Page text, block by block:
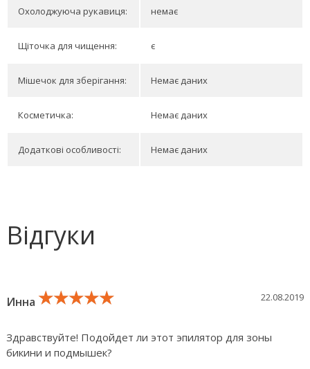
Охолоджуюча рукавиця: немає
Щіточка для чищення: є
Мішечок для зберігання: Немає даних
Косметичка: Немає даних
Додаткові особливості: Немає даних
Відгуки
Инна ★★★★★
★★★★★
★★★★★ 22.08.2019
Здравствуйте! Подойдет ли этот эпилятор для зоны
бикини и подмышек?